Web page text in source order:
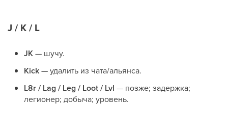
J / K / L
JK— шучу.
Kick— удалить из чата/альянса.
L8r / Lag / Leg / Loot / Lvl — позже; задержка;
легионер; добыча; уровень.